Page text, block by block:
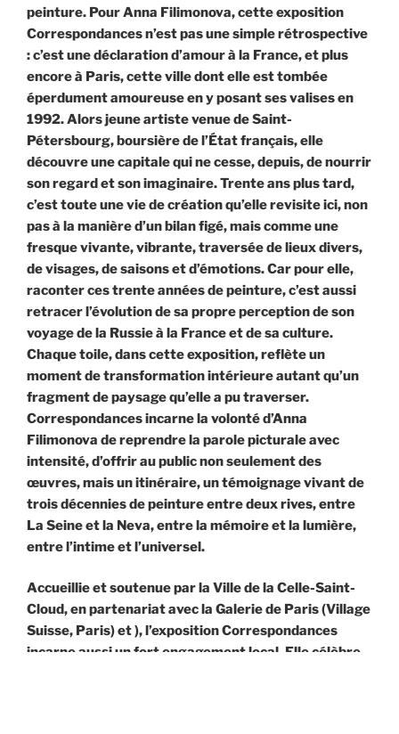
peinture. Pour Anna Filimonova, cette exposition
Correspondances n’est pas une simple rétrospective
: c’est une déclaration d’amour à la France, et plus
encore à Paris, cette ville dont elle est tombée
éperdument amoureuse en y posant ses valises en
1992. Alors jeune artiste venue de Saint-
Pétersbourg, boursière de l’État français, elle
découvre une capitale qui ne cesse, depuis, de nourrir
son regard et son imaginaire. Trente ans plus tard,
c’est toute une vie de création qu’elle revisite ici, non
pas à la manière d’un bilan figé, mais comme une
fresque vivante, vibrante, traversée de lieux divers,
de visages, de saisons et d’émotions. Car pour elle,
raconter ces trente années de peinture, c’est aussi
retracer l’évolution de sa propre perception de son
voyage de la Russie à la France et de sa culture.
Chaque toile, dans cette exposition, reflète un
moment de transformation intérieure autant qu’un
fragment de paysage qu’elle a pu traverser.
Correspondances incarne la volonté d’Anna
Filimonova de reprendre la parole picturale avec
intensité, d’offrir au public non seulement des
œuvres, mais un itinéraire, un témoignage vivant de
trois décennies de peinture entre deux rives, entre
La Seine et la Neva, entre la mémoire et la lumière,
entre l’intime et l’universel.
Accueillie et soutenue par la Ville de la Celle-Saint-
Cloud, en partenariat avec la Galerie de Paris (Village
Suisse, Paris) et ), l’exposition Correspondances
incarne aussi un fort engagement local. Elle célèbre